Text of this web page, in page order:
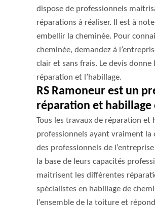
dispose de professionnels
réparations à réaliser. Il est à
embellir la cheminée. Pour
cheminée, demandez à
clair et sans frais. Le devis
réparation et l’habillage.
RS Ramoneur est un
réparation et habillage
Tous les travaux de réparation et
professionnels ayant vraiment la
des professionnels de
la base de leurs capacités
maitrisent les différentes
spécialistes en habillage de
l’ensemble de la toiture et